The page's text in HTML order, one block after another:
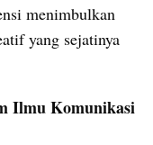
menimbulkan
yang sejatinya
Ilmu Komunikasi